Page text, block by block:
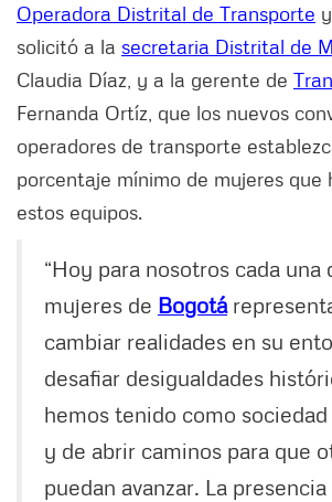
Operadora Distrital de Transporte
solicitó a la secretaria Distrital de
Claudia Díaz, y a la gerente de
Fernanda Ortíz, que los nuevos
operadores de transporte
porcentaje mínimo de mujeres que
estos equipos.
“Hoy para nosotros cada una
mujeres de Bogotá
cambiar realidades en su
desafiar desigualdades
hemos tenido como
y de abrir caminos para que
puedan avanzar. La